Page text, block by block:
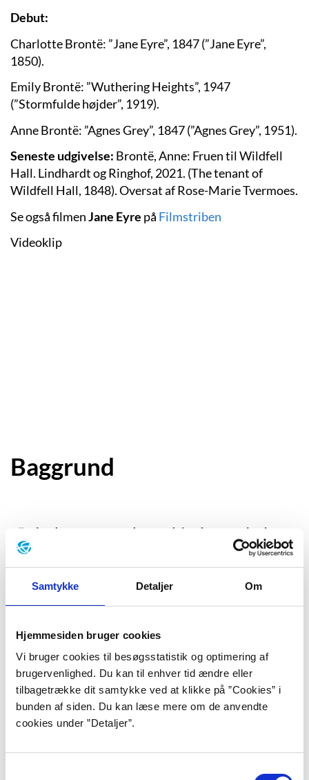
Samtykke Detaljer Om
Hjemmesiden bruger cookies
Vi bruger cookies til besøgsstatistik og optimering af
brugervenlighed. Du kan til enhver tid ændre eller
tilbagetrække dit samtykke ved at klikke på ”Cookies” i
bunden af siden. Du kan læse mere om de anvendte
cookies under ”Detaljer”.
Debut:
Charlotte Brontë: ”Jane Eyre”, 1847 (”Jane Eyre”,
1850).
Emily Brontë: ”Wuthering Heights”, 1947
(”Stormfulde højder”, 1919).
Anne Brontë: ”Agnes Grey”, 1847 (”Agnes Grey”, 1951).
Seneste udgivelse: Brontë, Anne: Fruen til Wildfell
Hall. Lindhardt og Ringhof, 2021. (The tenant of
Wildfell Hall, 1848). Oversat af Rose-Marie Tvermoes.
Se også filmenJane Eyre på Filmstriben
Videoklip
Baggrund
”Blodet veg fra hans kinder og læber,
og de blev askegrå – jeg vidste
hverken ud eller ind. At ophidse ham
så stærkt var grusomt; at give efter
kunne der ikke være tale om. Jeg
gjorde, hvad mennesker gør, når de er i
den yderste nød – jeg vendte mig til
den, overfor hvem alle mennesker er
små. ”Gud hjælpe mig!” brast det
uvilkårligt ud af mig.”